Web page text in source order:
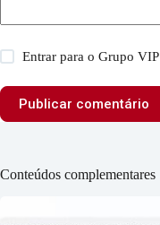
Entrar para o Grupo VIP
Publicar comentário
Conteúdos complementares